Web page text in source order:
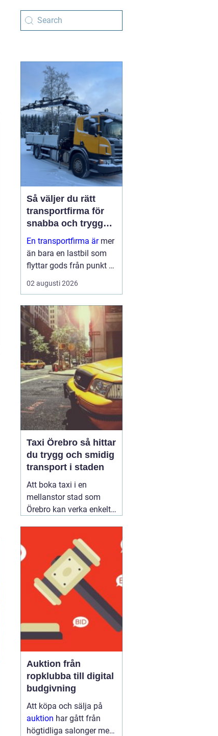
Så väljer du rätt
transportfirma för
snabba och trygga
leveranser
En transportfirma ärmer
än bara en lastbil som
flyttar gods från punkt A
till punkt B. För många
företag är den en
verksamheten ett nav
som påverkar
kundnöjdhet, lönsamhet
och miljöpåverkan. ...
02 augusti 2026
Taxi Örebro så hittar
du trygg och smidig
transport i staden
Att boka taxi i en
mellanstor stad som
Örebro kan verka enkelt.
och slippa fundera över
priset i efterhand. Därför
blir valet av bolag
viktigare än man först
tror. Den som jämför
alternativ för
02 augusti
2026
Auktion från
ropklubba till digital
budgivning
Att köpa och sälja på
auktion har gått från
högtidliga salonger med